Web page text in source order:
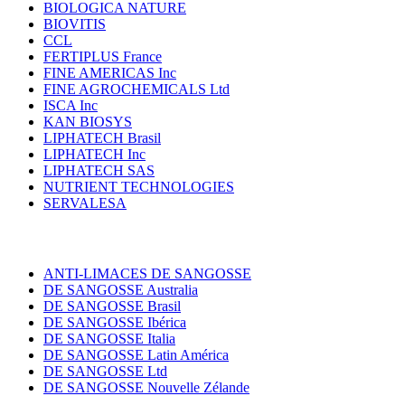
BIOLOGICA NATURE
BIOVITIS
CCL
FERTIPLUS France
FINE AMERICAS Inc
FINE AGROCHEMICALS Ltd
ISCA Inc
KAN BIOSYS
LIPHATECH Brasil
LIPHATECH Inc
LIPHATECH SAS
NUTRIENT TECHNOLOGIES
SERVALESA
ANTI-LIMACES DE SANGOSSE
DE SANGOSSE Australia
DE SANGOSSE Brasil
DE SANGOSSE Ibérica
DE SANGOSSE Italia
DE SANGOSSE Latin América
DE SANGOSSE Ltd
DE SANGOSSE Nouvelle Zélande